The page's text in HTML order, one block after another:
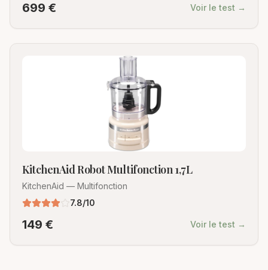
699 € Voir le test →
KitchenAid Robot Multifonction 1,7L
KitchenAid — Multifonction
7.8/10
149 € Voir le test →